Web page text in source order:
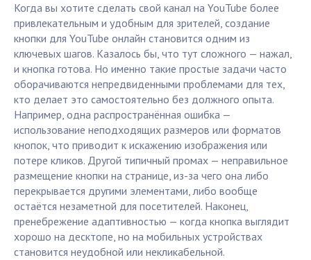
Когда вы хотите сделать свой канал на YouTube более
привлекательным и удобным для зрителей, создание
кнопки для YouTube онлайн становится одним из
ключевых шагов. Казалось бы, что тут сложного — нажал,
и кнопка готова. Но именно такие простые задачи часто
оборачиваются непредвиденными проблемами для тех,
кто делает это самостоятельно без должного опыта.
Например, одна распространённая ошибка —
использование неподходящих размеров или форматов
кнопок, что приводит к искажению изображения или
потере кликов. Другой типичный промах — неправильное
размещение кнопки на странице, из-за чего она либо
перекрывается другими элементами, либо вообще
остаётся незаметной для посетителей. Наконец,
пренебрежение адаптивностью — когда кнопка выглядит
хорошо на десктопе, но на мобильных устройствах
становится неудобной или некликабельной.